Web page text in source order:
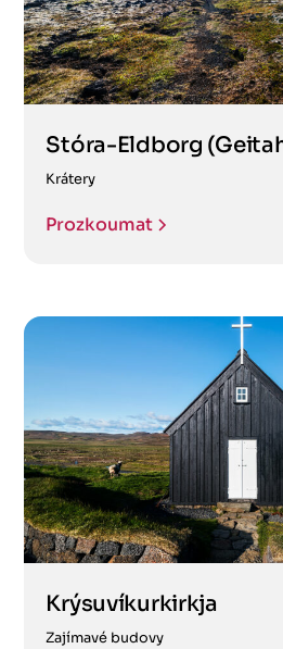
Stóra-Eldborg
Krátery
Prozkoumat
Krýsuvíkurkirkja
Zajímavé budovy